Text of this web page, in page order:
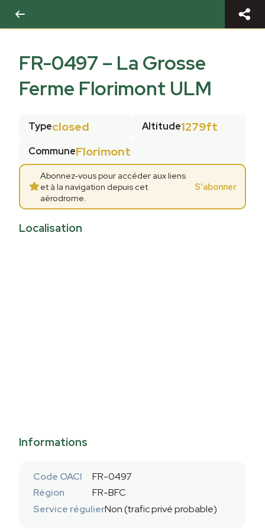
FR-0497 – La Grosse
Ferme Florimont ULM
Typeclosed Altitude1279ft
CommuneFlorimont
Abonnez-vous pour accéder aux liens
et à la navigation depuis cet
aérodrome.
S'abonner
Localisation
Informations
Code OACI
FR-0497
Région
FR-BFC
Service régulierNon (trafic privé probable)